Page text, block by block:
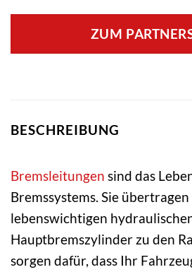
ZUM
BESCHREIBUNG
Bremsleitungen sind das
Bremssystems. Sie übertragen
lebenswichtigen
Hauptbremszylinder zu den
sorgen dafür, dass Ihr